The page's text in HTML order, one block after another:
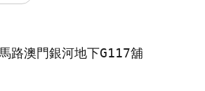
路澳門銀河地下G117舖